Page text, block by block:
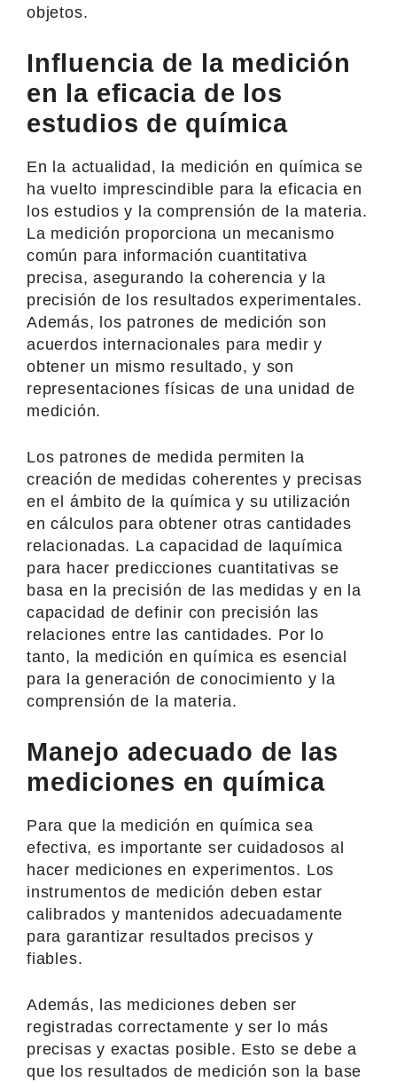
objetos.
Influencia de la medición
en la eficacia de los
estudios de química
En la actualidad, la medición en química se
ha vuelto imprescindible para la eficacia en
los estudios y la comprensión de la materia.
La medición proporciona un mecanismo
común para información cuantitativa
precisa, asegurando la coherencia y la
precisión de los resultados experimentales.
Además, los patrones de medición son
acuerdos internacionales para medir y
obtener un mismo resultado, y son
representaciones físicas de una unidad de
medición.
Los patrones de medida permiten la
creación de medidas coherentes y precisas
en el ámbito de la química y su utilización
en cálculos para obtener otras cantidades
relacionadas. La capacidad de laquímica
para hacer predicciones cuantitativas se
basa en la precisión de las medidas y en la
capacidad de definir con precisión las
relaciones entre las cantidades. Por lo
tanto, la medición en química es esencial
para la generación de conocimiento y la
comprensión de la materia.
Manejo adecuado de las
mediciones en química
Para que la medición en química sea
efectiva, es importante ser cuidadosos al
hacer mediciones en experimentos. Los
instrumentos de medición deben estar
calibrados y mantenidos adecuadamente
para garantizar resultados precisos y
fiables.
Además, las mediciones deben ser
registradas correctamente y ser lo más
precisas y exactas posible. Esto se debe a
que los resultados de medición son la base